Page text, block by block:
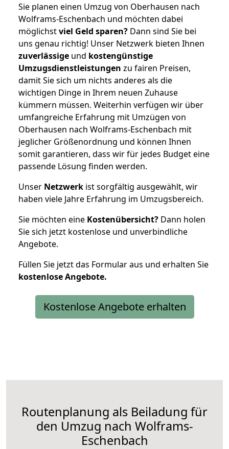
Sie planen einen Umzug von Oberhausen nach
Wolframs-Eschenbach und möchten dabei
möglichstviel Geld sparen? Dann sind Sie bei
uns genau richtig! Unser Netzwerk bieten Ihnen
zuverlässige und kostengünstige
Umzugsdienstleistungen zu fairen Preisen,
damit Sie sich um nichts anderes als die
wichtigen Dinge in Ihrem neuen Zuhause
kümmern müssen. Weiterhin verfügen wir über
umfangreiche Erfahrung mit Umzügen von
Oberhausen nach Wolframs-Eschenbach mit
jeglicher Größenordnung und können Ihnen
somit garantieren, dass wir für jedes Budget eine
passende Lösung finden werden.
Unser Netzwerk ist sorgfältig ausgewählt, wir
haben viele Jahre Erfahrung im Umzugsbereich.
Sie möchten eine Kostenübersicht? Dann holen
Sie sich jetzt kostenlose und unverbindliche
Angebote.
Füllen Sie jetzt das Formular aus und erhalten Sie
kostenloseAngebote.
Kostenlose Angebote erhalten
Routenplanung als Beiladung für
den Umzug nach Wolframs-
Eschenbach